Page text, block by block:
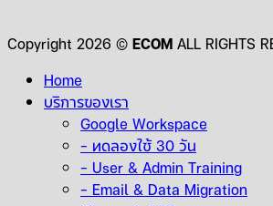
Copyright 2026 © ECOM ALL RIGHTS
Home
บริการของเรา
Google Workspace
– ทดลองใช้ 30 วัน
– User & Admin Training
– Email & Data Migration